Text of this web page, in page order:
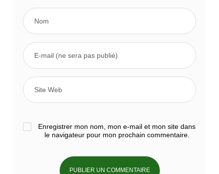
Enregistrer mon nom, mon e-mail et mon site dans
le navigateur pour mon prochain commentaire.